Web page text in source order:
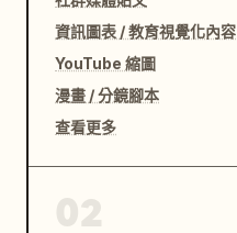
資訊圖表 / 教育視覺化內容
YouTube 縮圖
漫畫 / 分鏡腳本
查看更多